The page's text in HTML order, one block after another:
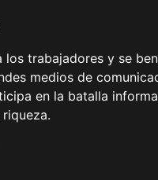
los trabajadores y se
medios de
en la batalla